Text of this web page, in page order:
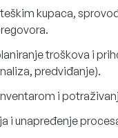
kupaca,
troškova i
predviđanje).
i
i unapređenje